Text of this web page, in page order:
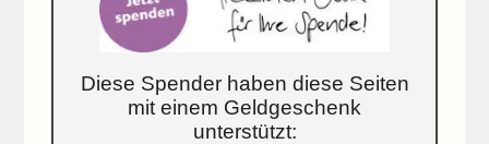
Diese Spender haben diese Seiten
mit einem Geldgeschenk
unterstützt: